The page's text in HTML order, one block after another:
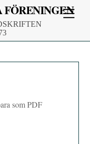
som PDF